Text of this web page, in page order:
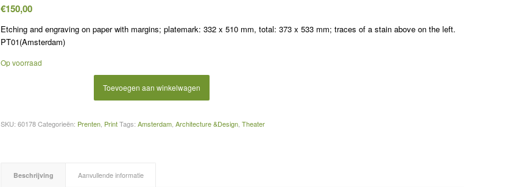
€150,00
Etching and engraving on paper with margins; platemark: 332 x 510 mm, total: 373 x 533 mm; traces of a stain above on the left.
PT01(Amsterdam)
Op voorraad
Toevoegen aan winkelwagen
SKU:60178 Categorieën: Prenten, Print Tags:Amsterdam,Architecture &Design,Theater
Beschrijving Aanvullende informatie